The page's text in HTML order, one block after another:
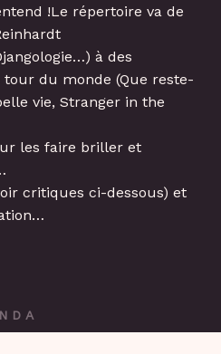
!Le répertoire va de
à des
du monde (Que reste-
vie, Stranger in the
les faire briller et
critiques ci-dessous) et